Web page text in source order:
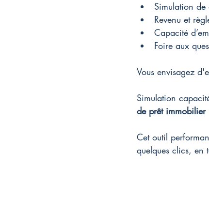
Simulation
Revenu et
Capacité
Foire aux
Vous envisagez
Simulation
de prêt immobilier
Cet outil
quelques clics, en